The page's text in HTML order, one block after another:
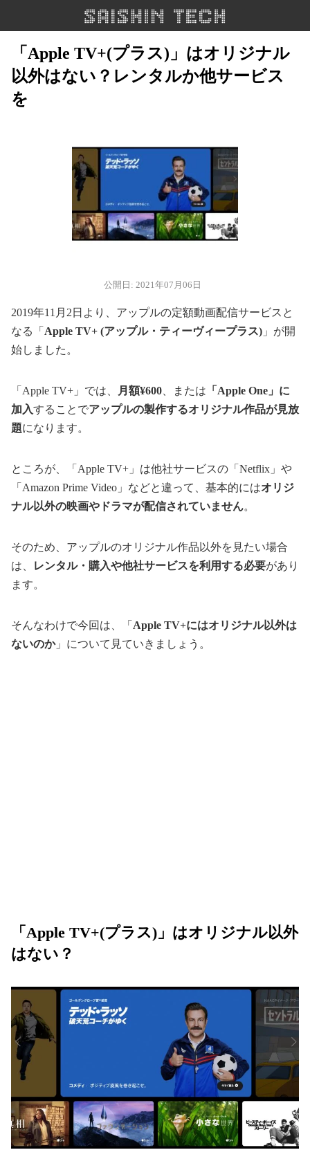
「Apple TV+(プラス)」はオリジナル
以外はない？レンタルか他サービス
を
公開日: 2021年07月06日
2019年11月2日より、アップルの定額動画配信サービスと
なる「 Apple TV+ (アップル・ティーヴィープラス) 」が開
始しました。
「Apple TV+」では、 月額¥600 、または 「Apple One」に
加入することでアップルの製作するオリジナル作品が見放
題になります。
ところが、「Apple TV+」は他社サービスの「Netflix」や
「Amazon Prime Video」などと違って、基本的にはオリジ
ナル以外の映画やドラマが配信されていません。
そのため、アップルのオリジナル作品以外を見たい場合
は、
レンタル・購入や他社サービスを利用する必要があり
ます。
そんなわけで今回は、「 Apple TV+にはオリジナル以外は
ないのか」について見ていきましょう。
「Apple TV+(プラス)」はオリジナル以外
はない？